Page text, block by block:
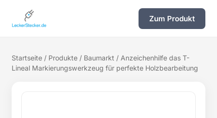
Zum Produkt
Startseite / Produkte / Baumarkt / Anzeichenhilfe das T-
Lineal Markierungswerkzeug für perfekte Holzbearbeitung